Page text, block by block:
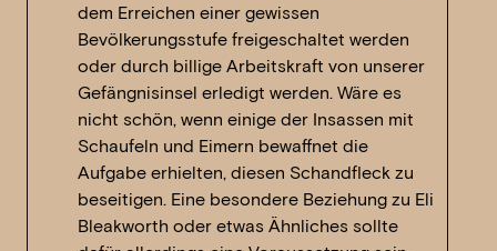
dem Erreichen einer gewissen
Bevölkerungsstufe freigeschaltet werden
oder durch billige Arbeitskraft von unserer
Gefängnisinsel erledigt werden. Wäre es
nicht schön, wenn einige der Insassen mit
Schaufeln und Eimern bewaffnet die
Aufgabe erhielten, diesen Schandfleck zu
beseitigen. Eine besondere Beziehung zu Eli
Bleakworth oder etwas Ähnliches sollte